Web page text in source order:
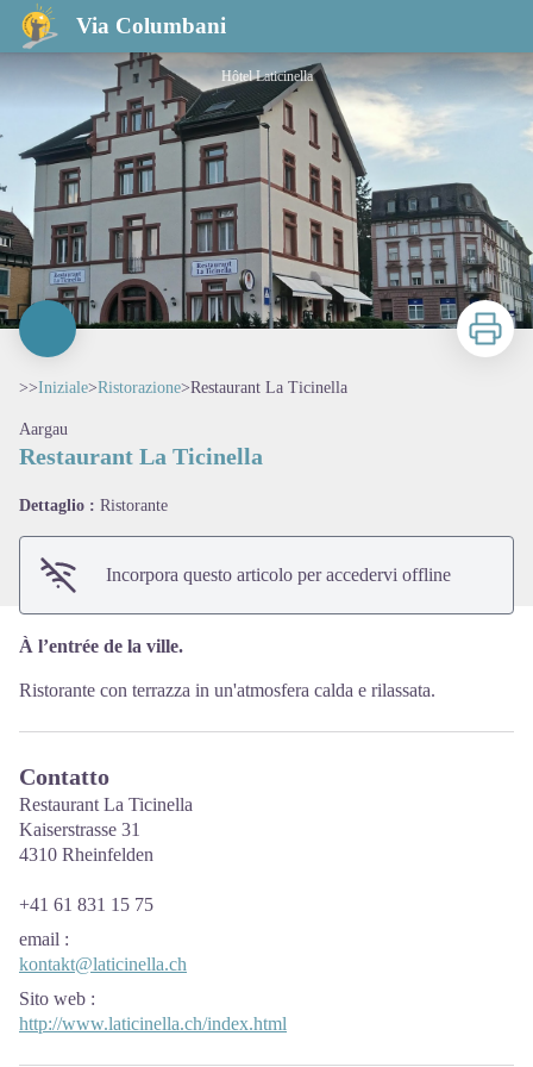
Via Columbani
Restaurant La Ticinella
Hôtel Laticinella
Stampa
>>Iniziale>Ristorazione>Restaurant La Ticinella
Aargau
Restaurant La Ticinella
Dettaglio : Ristorante
Incorpora questo articolo per accedervi offline
À l’entrée de la ville.
Ristorante con terrazza in un'atmosfera calda e rilassata.
Contatto
Restaurant La Ticinella
Kaiserstrasse 31
4310 Rheinfelden
+41 61 831 15 75
email :
kontakt@laticinella.ch
Sito web :
http://www.laticinella.ch/index.html